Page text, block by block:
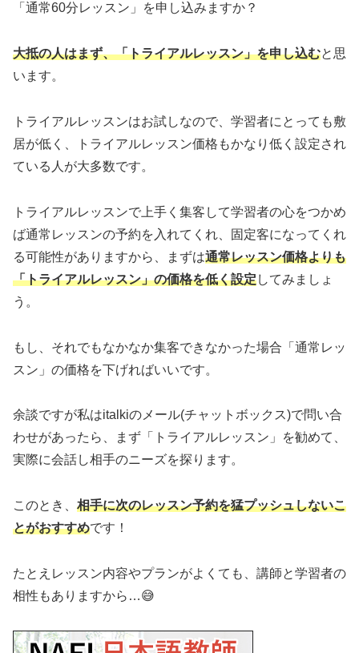
「通常60分レッスン」を申し込みますか？
大抵の人はまず、「トライアルレッスン」を申し込むと思
います。
トライアルレッスンはお試しなので、学習者にとっても敷
居が低く、トライアルレッスン価格もかなり低く設定され
ている人が大多数です。
トライアルレッスンで上手く集客して学習者の心をつかめ
ば通常レッスンの予約を入れてくれ、固定客になってくれ
る可能性がありますから、まずは通常レッスン価格よりも
「トライアルレッスン」の価格を低く設定してみましょ
う。
もし、それでもなかなか集客できなかった場合「通常レッ
スン」の価格を下げればいいです。
余談ですが私はitalkiのメール(チャットボックス)で問い合
わせがあったら、まず「トライアルレッスン」を勧めて、
実際に会話し相手のニーズを探ります。
このとき、 相手に次のレッスン予約を猛プッシュしないこ
とがおすすめです！
たとえレッスン内容やプランがよくても、講師と学習者の
相性もありますから…😅